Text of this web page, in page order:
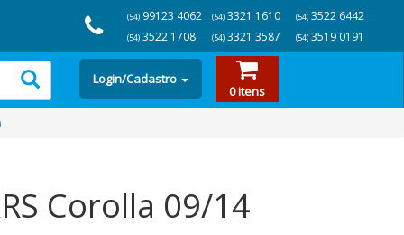
(54) 99123 4062
(54) 3522 1708
(54)3321 1610
(54)3321 3587
(54)3522 6442
(54)3519 0191
Login/Cadastro
0 itens
Corolla 09/14